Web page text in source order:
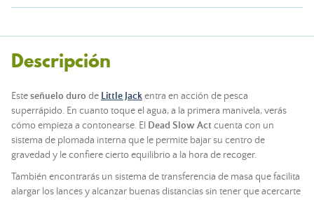
Descripción
Esteseñuelo duro de Little Jackentra en acción de pesca
superrápido. En cuanto toque el agua, a la primera manivela, verás
cómo empieza a contonearse. El Dead Slow Actcuenta con un
sistema de plomada interna que le permite bajar su centro de
gravedad y le confiere cierto equilibrio a la hora de recoger.
También encontrarás un sistema de transferencia de masa que facilita
alargar los lances y alcanzar buenas distancias sin tener que acercarte